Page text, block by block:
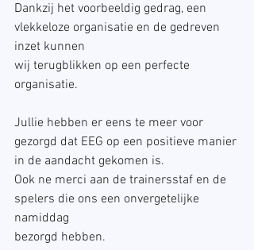
Dankzij het voorbeeldig gedrag, een
vlekkeloze organisatie en de gedreven
inzet kunnen
wij terugblikken op een perfecte
organisatie.
Jullie hebben er eens te meer voor
gezorgd dat EEG op een positieve manier
in de aandacht gekomen is.
Ook ne merci aan de trainersstaf en de
spelers die ons een onvergetelijke
namiddag
bezorgd hebben.